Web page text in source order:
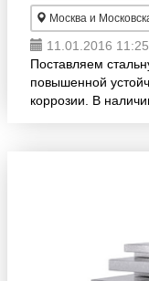
Москва и
11.01.2016 11:25
Поставляем
повышенной
коррозии. В